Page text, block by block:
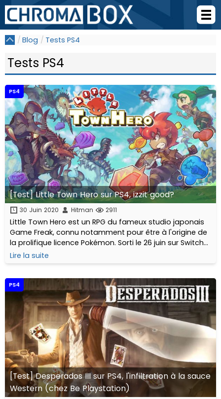
Blog Tests PS4
Tests PS4
PS4
[Test] Little Town Hero sur PS4, izzit good?
30 Juin 2020 Hitman 2911
Little Town Hero est un RPG du fameux studio japonais
Game Freak, connu notamment pour être à l'origine de
la prolifique licence Pokémon. Sorti le 26 juin sur Switch
et PS4, nous vous proposons également l'unboxing de
l'édition physique collector ici. Lorsque qu'un studio à
attentes sont forcément grandes. Le nouveau bébé du
studio nippon sera-t-il à la hauteur des espérances ?
Lire la suite
PS4
[Test] Desperados III sur PS4, l'infiltration à la sauce
Western (chez Be Playstation)